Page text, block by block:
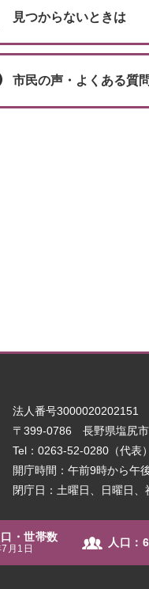
見つからないときは
市民の声・よくある質問
法人番号3000020202151
〒399-0786 長野県塩尻
Tel：0263-52-0280（代表）
開庁時間：午前9時から午
閉庁日：土曜日、日曜日
・世帯数
月1日 人口：